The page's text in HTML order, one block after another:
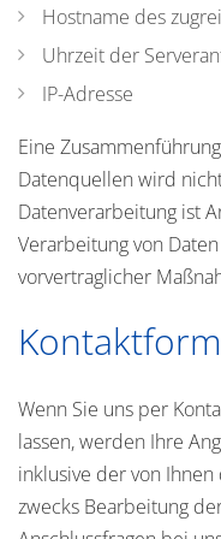
Hostname des
Uhrzeit der
IP-Adresse
Eine
Datenquellen wird
Datenverarbeitung ist
Verarbeitung von
vorvertraglicher
Wenn Sie uns per
lassen, werden Ihre
inklusive der von
zwecks Bearbeitung